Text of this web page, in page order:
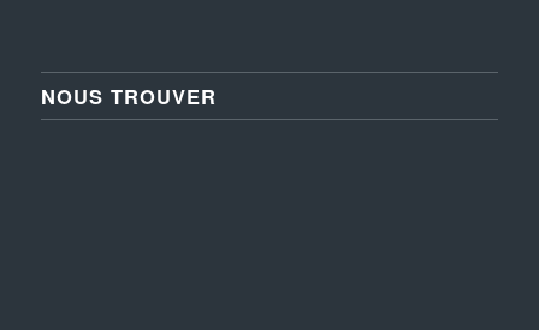
NOUS TROUVER